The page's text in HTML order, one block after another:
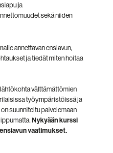
ja
sekä niiden
annettavan ensiavun,
ja tiedät miten hoitaa
välttämättömien
työympäristöissä ja
suunniteltu palvelemaan
Nykyään kurssi
vaatimukset.